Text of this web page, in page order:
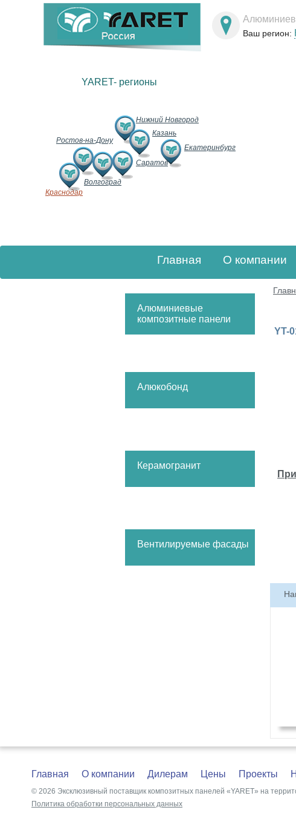
Ваш регион:
YARET- регионы
Краснодар
Нижний Новгород
Казань
Екатеринбург
Ростов-на-Дону
Волгоград
Саратов
Главная О компании
Алюминиевые
композитные панели
Алюкобонд
Керамогранит
Вентилируемые фасады
YT-
Главная О компании Дилерам Цены Проекты
© 2026 Эксклюзивный поставщик композитных панелей «YARET» на
Политика обработки персональных данных